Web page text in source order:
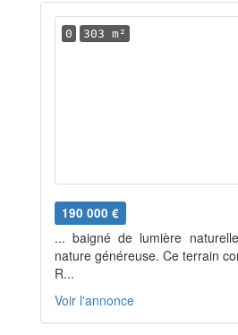
0 303 m²
190 000 €
... baigné de lumière
nature généreuse. Ce terrain
R...
Voir l'annonce